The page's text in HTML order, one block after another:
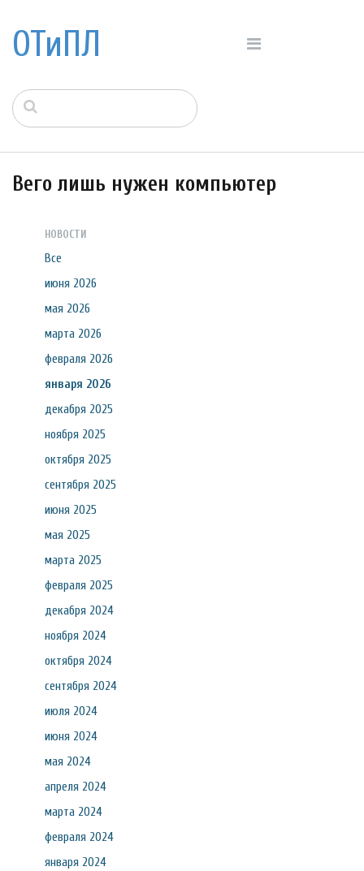
ОТиПЛ
Вего лишь нужен компьютер
НОВОСТИ
Все
июня 2026
мая 2026
марта 2026
февраля 2026
января 2026
декабря 2025
ноября 2025
октября 2025
сентября 2025
июня 2025
мая 2025
марта 2025
февраля 2025
декабря 2024
ноября 2024
октября 2024
сентября 2024
июля 2024
июня 2024
мая 2024
апреля 2024
марта 2024
февраля 2024
января 2024